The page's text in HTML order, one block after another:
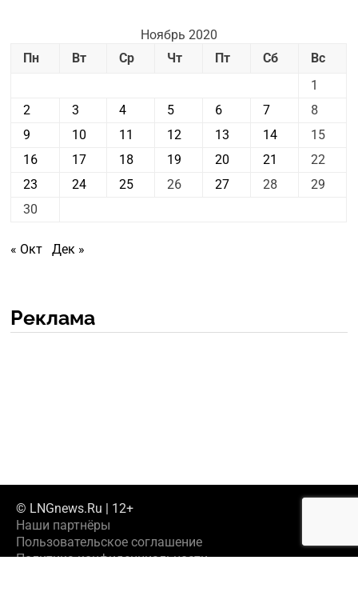
Ноябрь 2020
Пн
Вт Ср Чт Пт Сб
Вс
1
2
3 4 5 6 7
8
9
10 11 12 13 14
15
16
17 18 19 20 21
22
23
24 25 26 27 28
29
30
« Окт Дек »
Реклама
© LNGnews.Ru | 12+
Наши партнёры
Пользовательское соглашение
Политика конфиденциальности